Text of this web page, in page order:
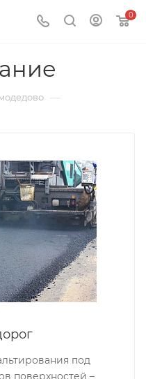
0
—
под
поверхностей –